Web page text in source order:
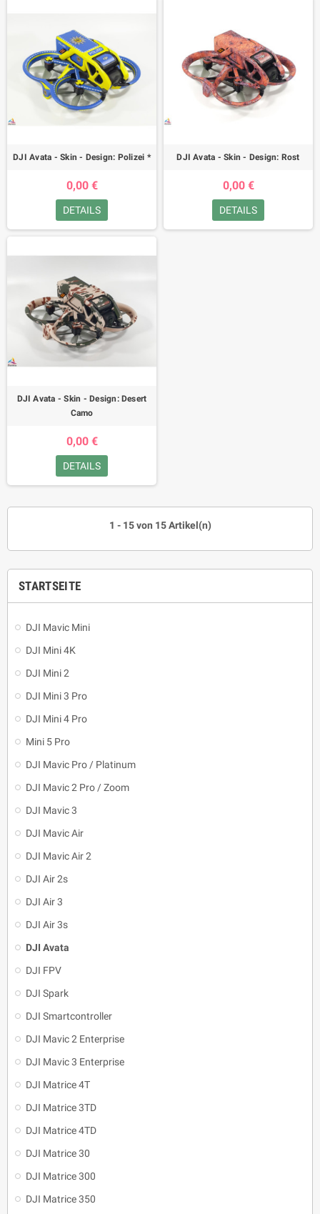
STARTSEITE
DJI Mavic Mini
DJI Mini 4K
DJI Mini 2
DJI Mini 3 Pro
DJI Mini 4 Pro
Mini 5 Pro
DJI Mavic Pro / Platinum
DJI Mavic 2 Pro / Zoom
DJI Mavic 3
DJI Mavic Air
DJI Mavic Air 2
DJI Air 2s
DJI Air 3
DJI Air 3s
DJI Avata
DJI FPV
DJI Spark
DJI Smartcontroller
DJI Mavic 2 Enterprise
DJI Mavic 3 Enterprise
DJI Matrice 4T
DJI Matrice 3TD
DJI Matrice 4TD
DJI Matrice 30
DJI Matrice 300
DJI Matrice 350
DJI Avata - Skin - Design: Polizei *
0,00 €
DETAILS
DJI Avata - Skin - Design: Rost
0,00 €
DETAILS
DJI Avata - Skin - Design: Desert
Camo
0,00 €
DETAILS
1 - 15 von 15 Artikel(n)